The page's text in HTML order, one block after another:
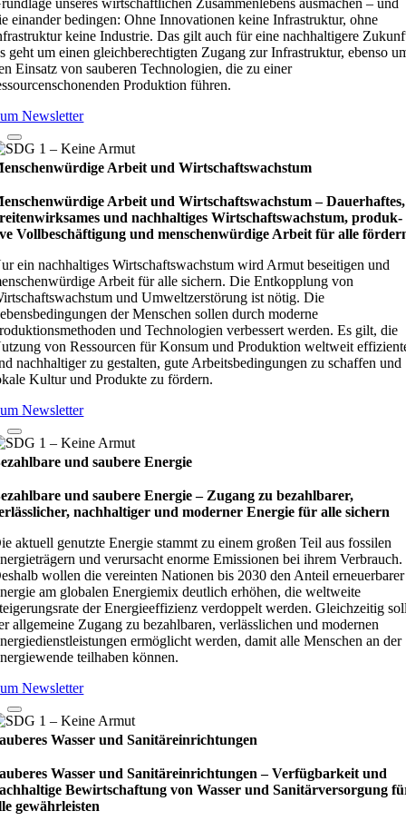
unseres wirtschaftlichen Zusammenlebens ausmachen – und
einander bedingen: Ohne Innovationen keine Infrastruktur, ohne
keine Industrie. Das gilt auch für eine nachhaltigere
geht um einen gleichberechtigten Zugang zur Infrastruktur, ebenso
Einsatz von sauberen Technologien, die zu einer
Produktion führen.
Newsletter
Arbeit und Wirtschaftswachstum
Arbeit und Wirtschaftswachstum – Dau­e­r­haf­tes,
und nach­hal­ti­ges Wirt­schafts­wachs­tum, pro­duk­
Vollbe­schäf­ti­gung und men­schen­wür­dige Arbeit für alle
ein nachhaltiges Wirtschaftswachstum wird Armut beseitigen und
Arbeit für alle sichern. Die Entkopplung von
und Umweltzerstörung ist nötig. Die
der Menschen sollen durch moderne
und Technologien verbessert werden. Es gilt, die
von Ressourcen für Konsum und Produktion weltweit
nachhaltiger zu gestalten, gute Arbeitsbedingungen zu schaffen und
Kultur und Produkte zu fördern.
Newsletter
und saubere Energie
und saubere Energie – Zugang zu bezahlbarer,
nachhaltiger und moderner Energie für alle sichern
aktuell genutzte Energie stammt zu einem großen Teil aus fossilen
und verursacht enorme Emissionen bei ihrem Verbrauch.
wollen die vereinten Nationen bis 2030 den Anteil erneuerbarer
am globalen Energiemix deutlich erhöhen, die weltweite
der Energieeffizienz verdoppelt werden. Gleichzeitig
allgemeine Zugang zu bezahlbaren, verlässlichen und modernen
ermöglicht werden, damit alle Menschen an der
teilhaben können.
Newsletter
Wasser und Sanitäreinrichtungen
Wasser und Sanitäreinrichtungen – Verfügbarkeit und
Bewirtschaftung von Wasser und Sanitärversorgung
gewährleisten